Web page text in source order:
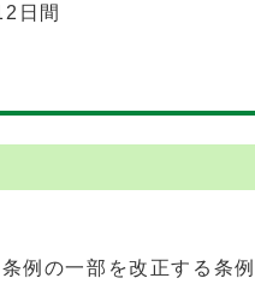
日間
例の一部を改正する条例